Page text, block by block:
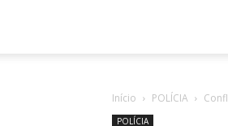
Início POLÍCIA
POLÍCIA